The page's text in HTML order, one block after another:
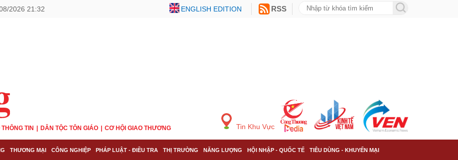
2026 21:32 RSS
ENGLISH EDITION
TIN DÂN TỘC TÔN GIÁO CƠ HỘI GIAO THƯƠNG Tin Khu Vực
THƯƠNG MẠI CÔNG NGHIỆP PHÁP LUẬT - ĐIỀU TRA THỊ TRƯỜNG NĂNG LƯỢNG HỘI NHẬP - QUỐC TẾ TIÊU DÙNG - KHUYẾN MẠI